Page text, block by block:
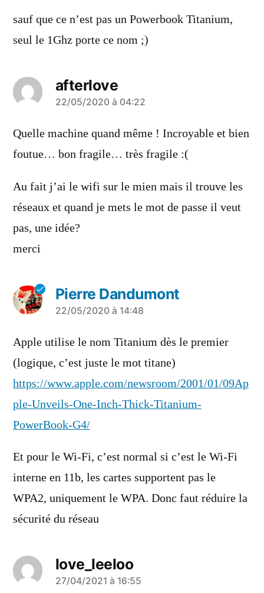
dit :
sauf que ce n’est pas un Powerbook Titanium,
seul le 1Ghz porte ce nom ;)
afterlove
a
dit :
22/05/2020 à 04:22
Quelle machine quand même ! Incroyable et bien
foutue… bon fragile… très fragile :(
Au fait j’ai le wifi sur le mien mais il trouve les
réseaux et quand je mets le mot de passe il veut
pas, une idée?
merci
Pierre Dandumont
a
dit :
22/05/2020 à 14:48
Apple utilise le nom Titanium dès le premier
(logique, c’est juste le mot titane)
https://www.apple.com/newsroom/2001/01/09Ap
ple-Unveils-One-Inch-Thick-Titanium-
PowerBook-G4/
Et pour le Wi-Fi, c’est normal si c’est le Wi-Fi
interne en 11b, les cartes supportent pas le
WPA2, uniquement le WPA. Donc faut réduire la
sécurité du réseau
love_leeloo
a
27/04/2021 à 16:55